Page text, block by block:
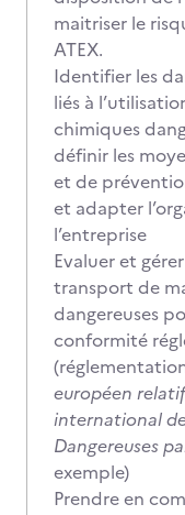
maitriser le
ATEX.
Identifier les
liés à
chimiques
définir les
et de
et adapter
l’entreprise
Evaluer et
transport de
dangereuses
conformité
européen
international
Dangereuses
exemple)
Prendre en